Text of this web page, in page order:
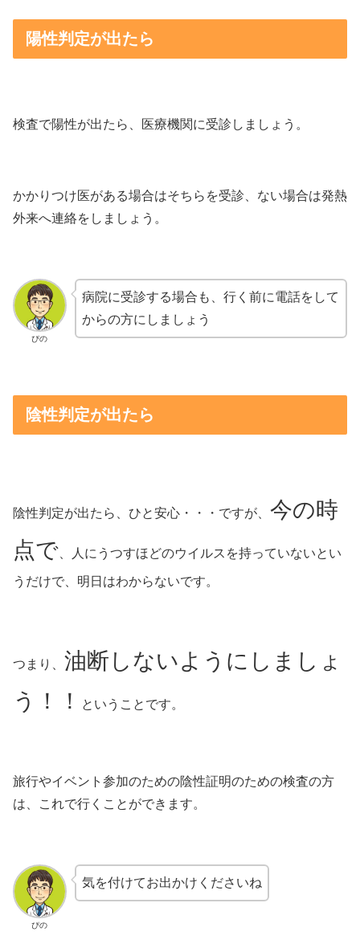
陽性判定が出たら
検査で陽性が出たら、医療機関に受診しましょう。
かかりつけ医がある場合はそちらを受診、ない場合は発熱
外来へ連絡をしましょう。
ぴの
病院に受診する場合も、行く前に電話をして
からの方にしましょう
陰性判定が出たら
陰性判定が出たら、ひと安心・・・ですが、 今の時
点で 、人にうつすほどのウイルスを持っていないとい
うだけで、明日はわからないです。
つまり、 油断しないようにしましょ
う！！
ということです。
旅行やイベント参加のための陰性証明のための検査の方
は、これで行くことができます。
ぴの
気を付けてお出かけくださいね